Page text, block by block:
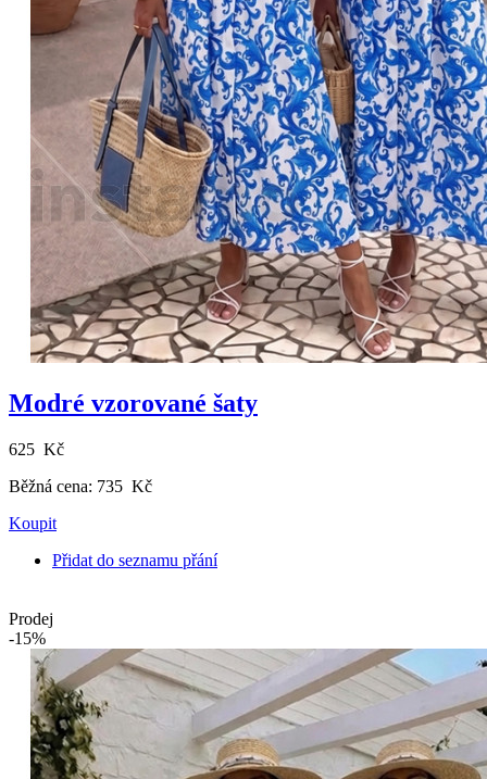
Modré vzorované šaty
625 Kč
Běžná cena: 735 Kč
Koupit
Přidat do seznamu přání
Prodej
-15%